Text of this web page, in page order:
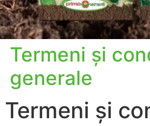
Termeni și
generale
Termeni și